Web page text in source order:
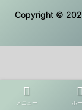
Copyright ©
メニュー ホ